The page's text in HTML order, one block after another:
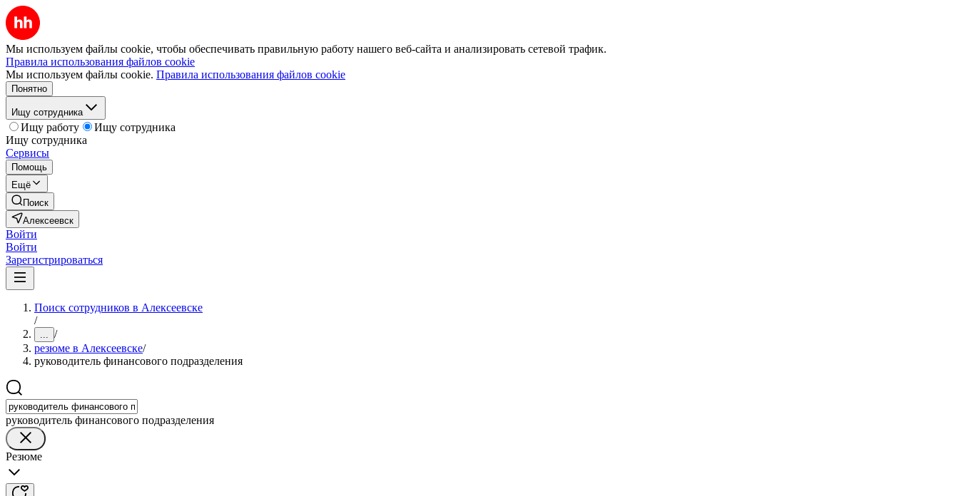
Мы используем файлы cookie, чтобы обеспечивать правильную работу нашего веб-сайта и анализировать сетевой трафик.
Правила использования файлов cookie
Мы используем файлы cookie. Правила использования файлов cookie
Понятно
Ищу сотрудника
Ищу работу
Ищу сотрудника
Ищу сотрудника
Сервисы
Помощь
Ещё
Поиск
Алексеевск
Войти
Войти
Зарегистрироваться
Поиск сотрудников в Алексеевске
/
... /
резюме в Алексеевске/
руководитель финансового подразделения
руководитель финансового подразделения
Резюме